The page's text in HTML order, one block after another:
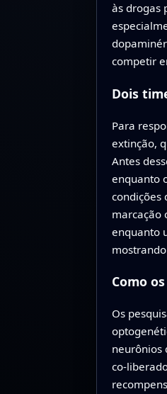
às drogas
competir
Dois
Para
extinção,
Antes
enquanto
condições
marcação
enquanto
Como
Os
neurônios
co-